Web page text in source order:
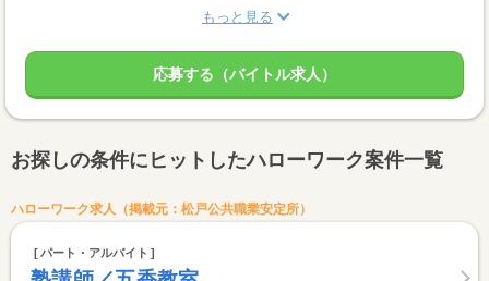
もっと見る
応募する（バイトル求人）
お探しの条件にヒットしたハローワーク案件一覧
ハローワーク求人（掲載元：松戸公共職業安定所）
パート・アルバイト